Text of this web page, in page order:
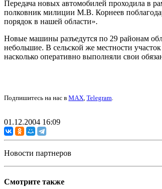
Передача новых автомобилей проходила в
полковник милиции М.В. Корнеев
порядок в нашей области».
Новые машины разъедутся по 29 районам
небольшие. В сельской же местности
насколько оперативно выполняли свои
Подпишитесь на нас в MAX, Telegram.
01.12.2004 16:09
Новости партнеров
Смотрите также